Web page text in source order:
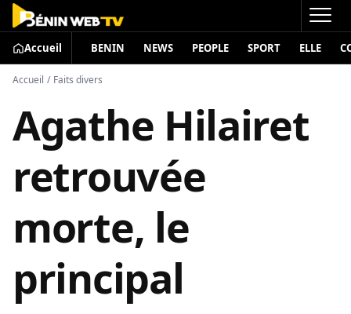
Accueil BENIN NEWS PEOPLE SPORT ELLE
Accueil / Faits divers
Agathe Hilairet
retrouvée
morte, le
principal